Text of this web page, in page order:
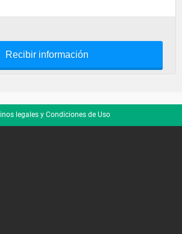
Recibir información
legales y Condiciones de Uso